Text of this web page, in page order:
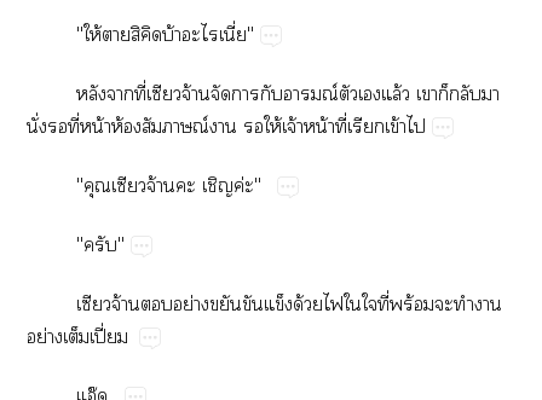
"ให้​​​​บ้​ี่"
​​ี่​​จ้​​​​ณ์​​​ล้​​​​​
ั่​​ี่​น้​ห้​ณ์​​​ให้​จ้​น้​ี่​​ข้​
"​​จ้​​​ค่"
""
​จ้​​ย่​​​​ด้​​​​ี่​ร้​​​​
ย่​​ปี่